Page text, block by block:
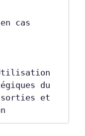
cas
du
et